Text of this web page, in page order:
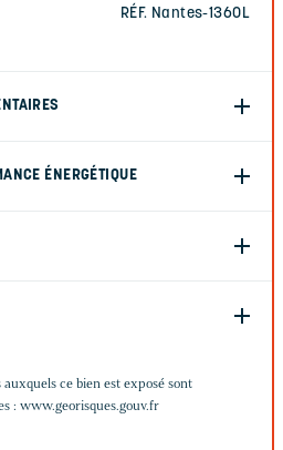
RÉF. Nantes-1360L
ÉNERGÉTIQUE
ce bien est exposé sont
: www.georisques.gouv.fr